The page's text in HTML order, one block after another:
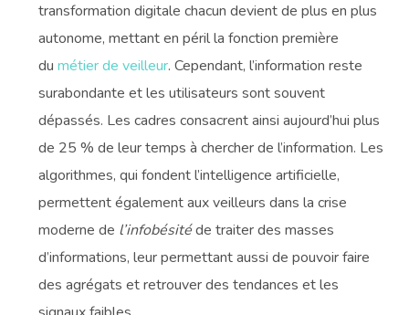
transformation digitale chacun devient de plus en plus
autonome, mettant en péril la fonction première
dumétier de veilleur. Cependant, l’information reste
surabondante et les utilisateurs sont souvent
dépassés. Les cadres consacrent ainsi aujourd’hui plus
de 25 % de leur temps à chercher de l’information. Les
algorithmes, qui fondent l’intelligence artificielle,
permettent également aux veilleurs dans la crise
moderne de l’infobésitéde traiter des masses
d’informations, leur permettant aussi de pouvoir faire
des agrégats et retrouver des tendances et les